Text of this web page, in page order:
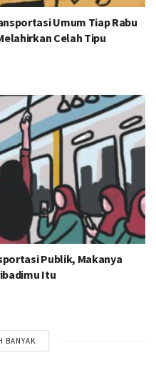
Umum Tiap Rabu
Celah Tipu
Publik, Makanya
Itu
BANYAK